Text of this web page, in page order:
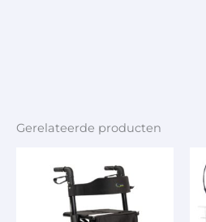
Gerelateerde producten